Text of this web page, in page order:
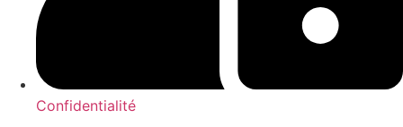
Confidentialité